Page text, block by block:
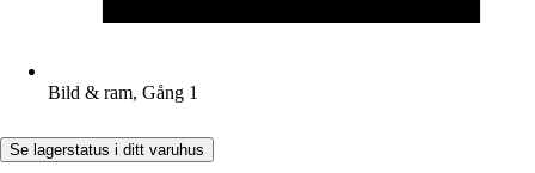
Bild & ram, Gång 1
Se lagerstatus i ditt varuhus